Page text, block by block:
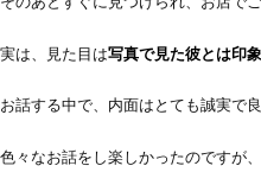
実は、見た目は写真で見た彼とは印
お話する中で、内面はとても誠実で
色々なお話をし楽しかったのですが